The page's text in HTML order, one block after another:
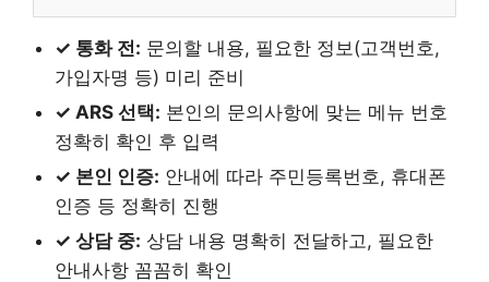
✓ 통화 전: 문의할 내용, 필요한 정보(고객번호,
가입자명 등) 미리 준비
✓ ARS 선택: 본인의 문의사항에 맞는 메뉴 번호
정확히 확인 후 입력
✓ 본인 인증: 안내에 따라 주민등록번호, 휴대폰
인증 등 정확히 진행
✓ 상담 중: 상담 내용 명확히 전달하고, 필요한
안내사항 꼼꼼히 확인